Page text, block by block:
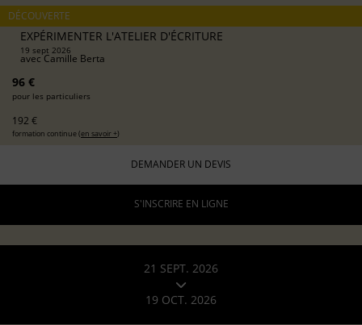
DÉCOUVERTE
EXPÉRIMENTER L'ATELIER D'ÉCRITURE
19 sept 2026
avecCamille Berta
96 €
pour les particuliers
192 €
formation continue (en savoir +)
DEMANDER UN DEVIS
S'INSCRIRE EN LIGNE
21 SEPT. 2026
19 OCT. 2026